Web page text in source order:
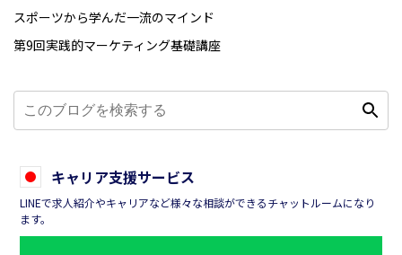
スポーツから学んだ一流のマインド
第9回実践的マーケティング基礎講座
キャリア支援サービス
LINEで求人紹介やキャリアなど様々な相談ができるチャットルームになり
ます。